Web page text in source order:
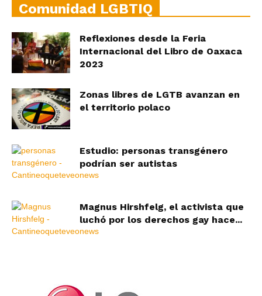
Comunidad LGBTIQ
Reflexiones desde la Feria
Internacional del Libro de Oaxaca
2023
Zonas libres de LGTB avanzan en
el territorio polaco
Estudio: personas transgénero
podrían ser autistas
Magnus Hirshfelg, el activista que
luchó por los derechos gay hace...